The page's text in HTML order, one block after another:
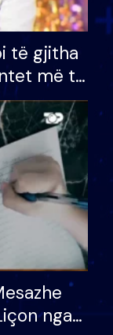
të gjitha
më të
Do më
nga